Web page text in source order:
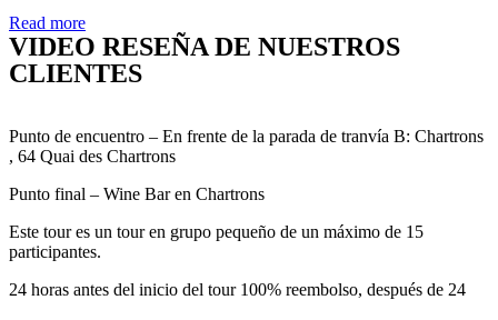
Read more
VIDEO RESEÑA DE NUESTROS
CLIENTES
Punto de encuentro – En frente de la parada de tranvía B: Chartrons
, 64 Quai des Chartrons
Punto final – Wine Bar en Chartrons
Este tour es un tour en grupo pequeño de un máximo de 15
participantes.
24 horas antes del inicio del tour 100% reembolso, después de 24